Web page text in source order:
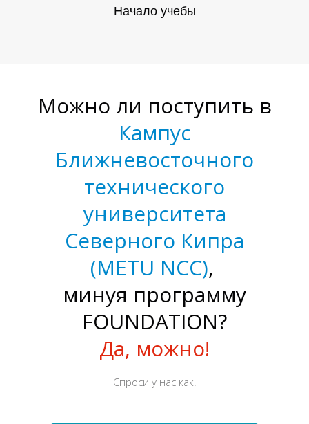
Н
Начало учебы
Можно ли поступить в
Кампус
Ближневосточного
технического
университета
Северного Кипра
(METU NCC),
минуя программу
FOUNDATION?
Да, можно!
Спроси у нас как!